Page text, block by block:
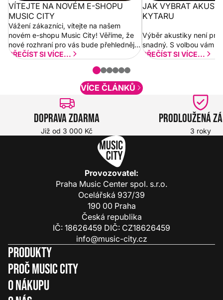
VÍTEJTE NA NOVÉM E-SHOPU
MUSIC CITY
Vážení zákazníci, vítejte na našem
novém e-shopu Music City! Věříme, že
nové rozhraní pro vás bude přehlednější
a rychlejší. Postupně budeme přidávat
PŘEČÍST SI VÍCE...
JAK VYBRAT
KYTARU
Výběr akustiky není pro
snadný. S volbou vám
PŘEČÍST SI VÍCE...
VÍCE ČLÁNKŮ
Doprava zdarma
Již od 3 000 Kč
Prodloužená
3 roky
Provozovatel:
Praha Music Center spol. s.r.o.
Ocelářská 937/39
190 00 Praha
Česká republika
IČ: 18626459 DIČ: CZ18626459
info@music-city.cz
Produkty
Proč Music City
O nákupu